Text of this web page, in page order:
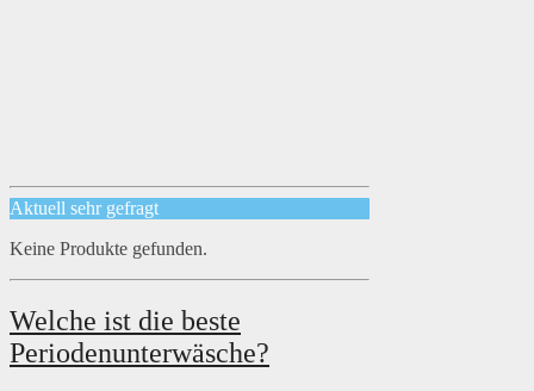
Aktuell sehr gefragt
Keine Produkte gefunden.
Welche ist die beste
Periodenunterwäsche?